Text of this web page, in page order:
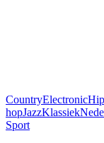
CountryElectronic
hopJazzKlassiek
Sport